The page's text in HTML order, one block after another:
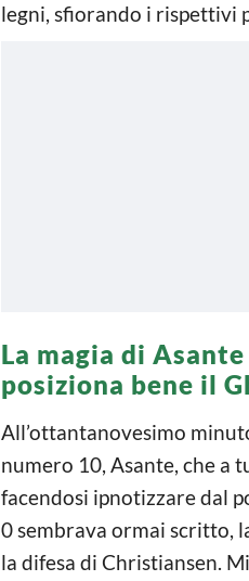
legni, sfiorando i rispettivi
La magia di
posiziona bene il
All’ottantanovesimo
numero 10, Asante, che a
facendosi ipnotizzare dal
0 sembrava ormai scritto,
la difesa di Christiansen.